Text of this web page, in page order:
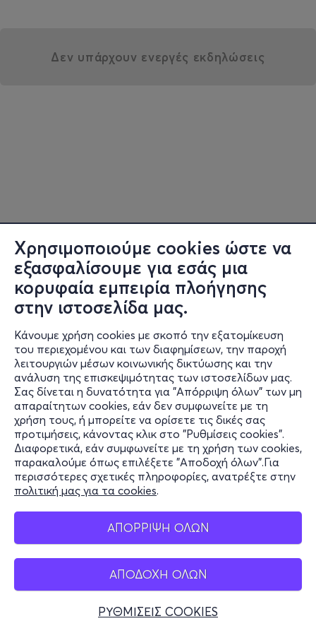
Χρησιμοποιούμε cookies ώστε να
εξασφαλίσουμε για εσάς μια
κορυφαία εμπειρία πλοήγησης
στην ιστοσελίδα μας.
Κάνουμε χρήση cookies με σκοπό την εξατομίκευση
του περιεχομένου και των διαφημίσεων, την παροχή
λειτουργιών μέσων κοινωνικής δικτύωσης και την
ανάλυση της επισκεψιμότητας των ιστοσελίδων μας.
Σας δίνεται η δυνατότητα για "Απόρριψη όλων" των μη
απαραίτητων cookies, εάν δεν συμφωνείτε με τη
χρήση τους, ή μπορείτε να ορίσετε τις δικές σας
προτιμήσεις, κάνοντας κλικ στο "Ρυθμίσεις cookies".
Διαφορετικά, εάν συμφωνείτε με τη χρήση των cookies,
παρακαλούμε όπως επιλέξετε "Αποδοχή όλων".Για
περισσότερες σχετικές πληροφορίες, ανατρέξτε στην
πολιτική μας για τα cookies.
ΑΠΟΡΡΙΨΗ ΟΛΩΝ
ΑΠΟΔΟΧΗ ΟΛΩΝ
ΡΥΘΜΙΣΕΙΣ COOKIES
Δεν υπάρχουν ενεργές εκδηλώσεις